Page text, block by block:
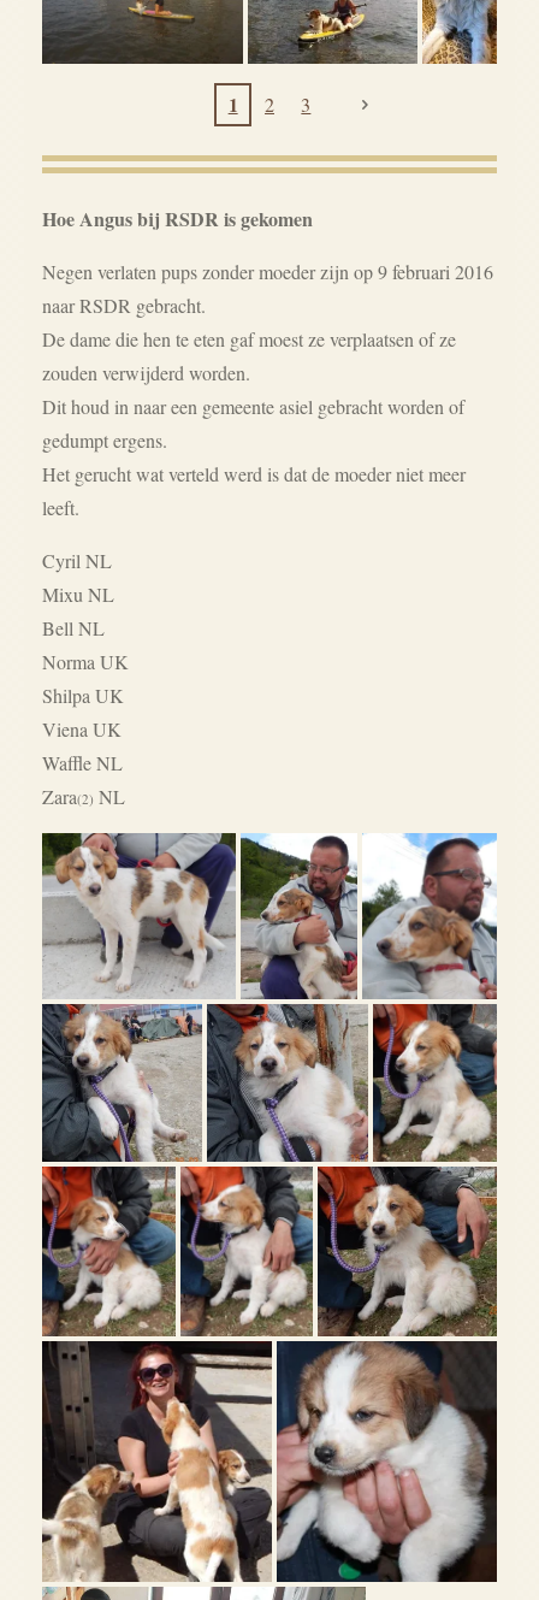
1 2 3
Hoe Angus bij RSDR is gekomen
Negen verlaten pups zonder moeder zijn op 9 februari 2016
naar RSDR gebracht.
De dame die hen te eten gaf moest ze verplaatsen of ze
zouden verwijderd worden.
Dit houd in naar een gemeente asiel gebracht worden of
gedumpt ergens.
Het gerucht wat verteld werd is dat de moeder niet meer
leeft.
Cyril NL
Mixu NL
Bell NL
Norma UK
Shilpa UK
Viena UK
Waffle NL
Zara(2) NL